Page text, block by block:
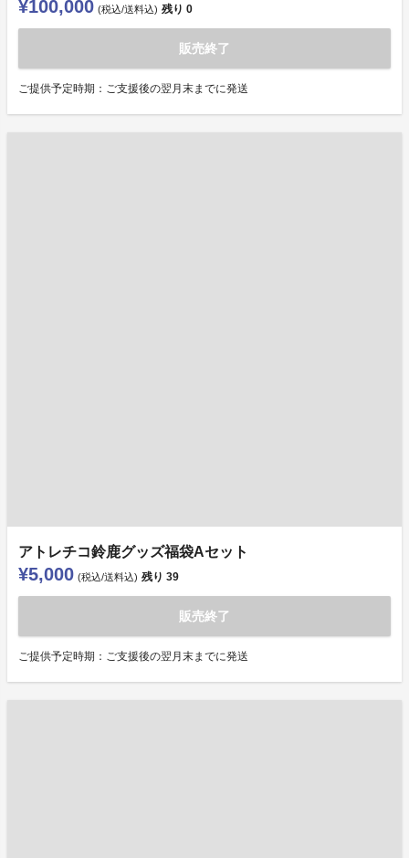
¥100,000 (税込/送料込) 残り 0
販売終了
ご提供予定時期：ご支援後の翌月末までに発送
アトレチコ鈴鹿グッズ福袋Aセット
¥5,000 (税込/送料込) 残り 39
販売終了
ご提供予定時期：ご支援後の翌月末までに発送